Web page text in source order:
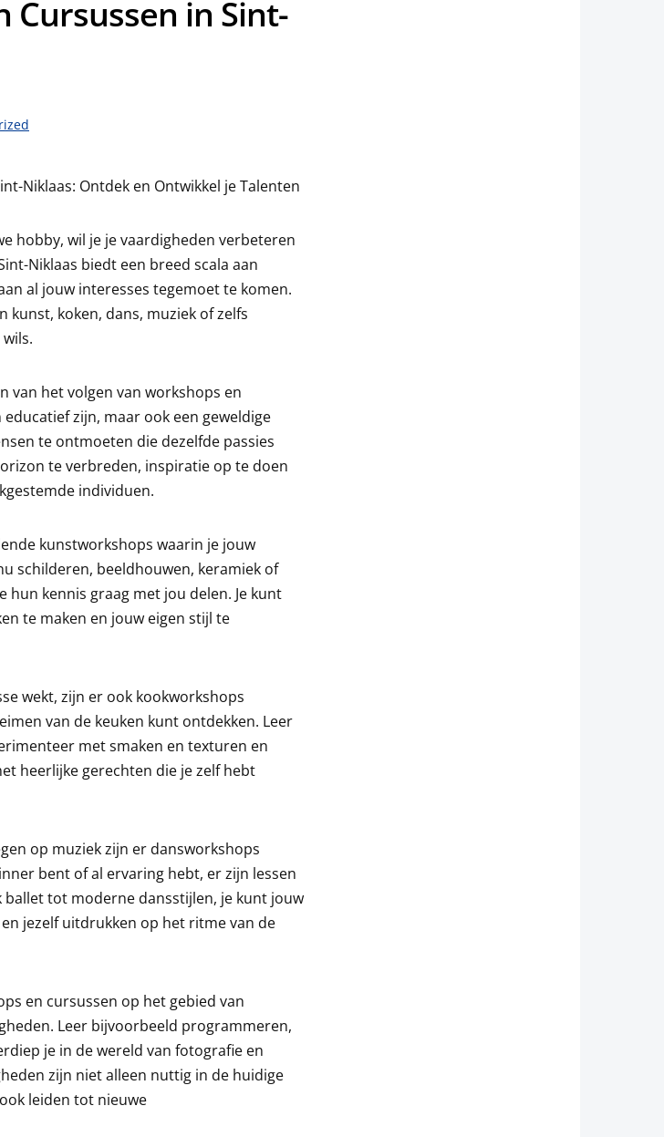
Cursussen in Sint-
Niklaas: Ontdek en Ontwikkel je Talenten
hobby, wil je je vaardigheden verbeteren
Niklaas biedt een breed scala aan
al jouw interesses tegemoet te komen.
kunst, koken, dans, muziek of zelfs
van het volgen van workshops en
zijn, maar ook een geweldige
te ontmoeten die dezelfde passies
te verbreden, inspiratie op te doen
individuen.
kunstworkshops waarin je jouw
schilderen, beeldhouwen, keramiek of
hun kennis graag met jou delen. Je kunt
te maken en jouw eigen stijl te
wekt, zijn er ook kookworkshops
van de keuken kunt ontdekken. Leer
met smaken en texturen en
heerlijke gerechten die je zelf hebt
op muziek zijn er dansworkshops
bent of al ervaring hebt, er zijn lessen
ballet tot moderne dansstijlen, je kunt jouw
jezelf uitdrukken op het ritme van de
en cursussen op het gebied van
Leer bijvoorbeeld programmeren,
je in de wereld van fotografie en
zijn niet alleen nuttig in de huidige
leiden tot nieuwe